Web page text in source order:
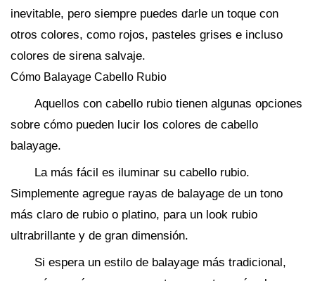
inevitable, pero siempre puedes darle un toque con
otros colores, como rojos, pasteles grises e incluso
colores de sirena salvaje.
Cómo Balayage Cabello Rubio
Aquellos con cabello rubio tienen algunas opciones
sobre cómo pueden lucir los colores de cabello
balayage.
La más fácil es iluminar su cabello rubio.
Simplemente agregue rayas de balayage de un tono
más claro de rubio o platino, para un look rubio
ultrabrillante y de gran dimensión.
Si espera un estilo de balayage más tradicional,